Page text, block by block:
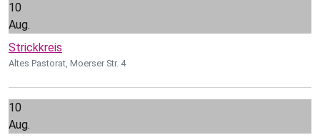
10
Aug.
Strickkreis
Altes Pastorat, Moerser Str. 4
10
Aug.